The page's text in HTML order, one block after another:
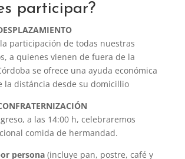
participar?
participación de todas nuestras
a quienes vienen de fuera de la
se ofrece una ayuda económica
la distáncia desde su domicillio
a las 14:00 h, celebraremos
comida de hermandad.
persona(incluye pan, postre, café y